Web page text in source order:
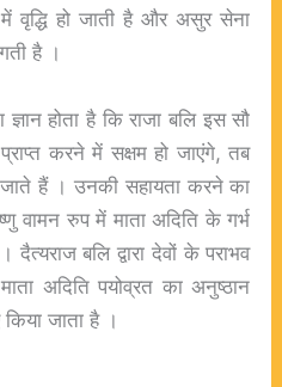
वृद्धि हो जाती है और असुर सेना
है ।
होता है कि राजा बलि इस सौ
करने में सक्षम हो जाएंगे, तब
हैं । उनकी सहायता करने का
वामन रुप में माता अदिति के गर्भ
बलि द्वारा देवों के पराभव
अदिति पयोव्रत का अनुष्ठान
जाता है ।